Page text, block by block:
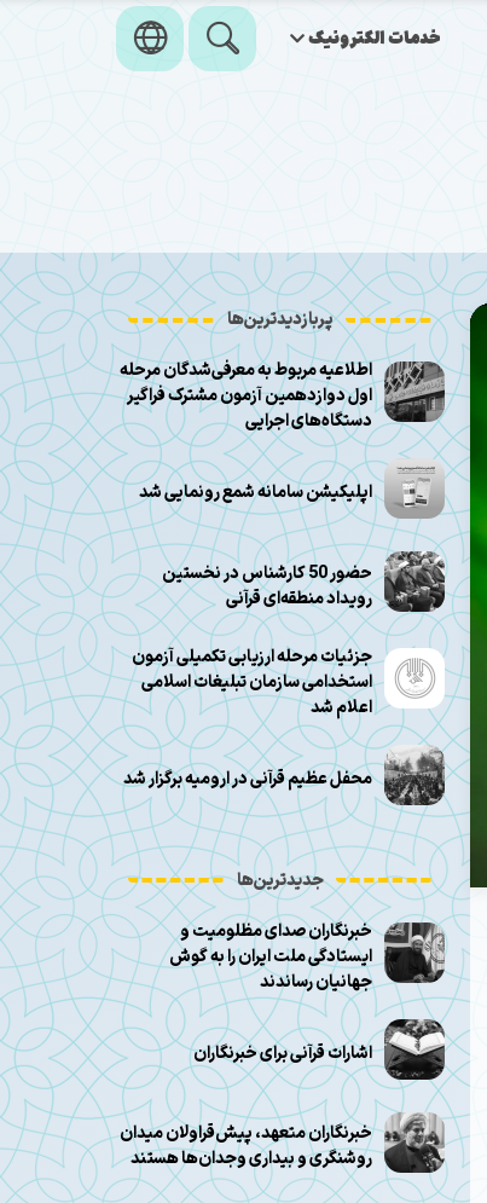
خدمات الکترونیک
پربازدیدترین‌ها
اطلاعیه مربوط به معرفی‌شدگان مرحله
اول دوازدهمین آزمون مشترک فراگیر
دستگاه‌های اجرایی
اپلیکیشن سامانه شمع رونمایی شد
حضور 50 کارشناس در نخستین
رویداد منطقه‌ای قرآنی
جزئیات مرحله ارزیابی تکمیلی آزمون
استخدامی سازمان تبلیغات اسلامی
اعلام شد
محفل عظیم قرآنی در ارومیه برگزار شد
جدیدترین‌ها
خبرنگاران صدای مظلومیت و
ایستادگی ملت ایران را به گوش
جهانیان رساندند
اشارات قرآنی برای خبرنگاران
خبرنگاران متعهد، پیش‌قراولان میدان
روشنگری و بیداری وجدان‌ها هستند